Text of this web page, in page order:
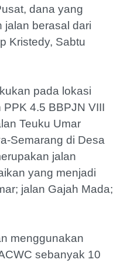
dana yang
jalan berasal dari
Kristedy, Sabtu
pada lokasi
4.5 BBPJN VIII
Teuku Umar
Semarang di Desa
jalan
yang menjadi
jalan Gajah Mada;
menggunakan
sebanyak 10